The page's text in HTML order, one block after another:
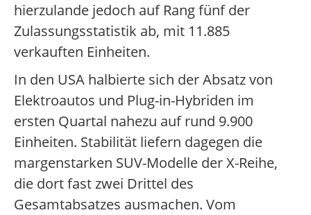
hierzulande jedoch auf Rang fünf der
Zulassungsstatistik ab, mit 11.885
verkauften Einheiten.
In den USA halbierte sich der Absatz von
Elektroautos und Plug-in-Hybriden im
ersten Quartal nahezu auf rund 9.900
Einheiten. Stabilität liefern dagegen die
margenstarken SUV-Modelle der X-Reihe,
die dort fast zwei Drittel des
Gesamtabsatzes ausmachen. Vom